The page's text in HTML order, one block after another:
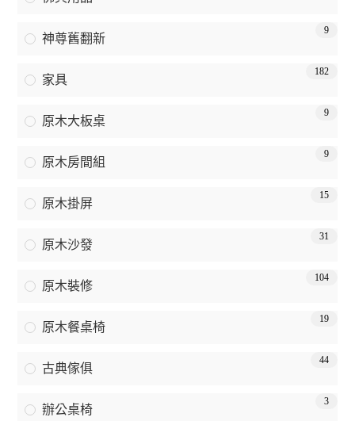
神尊舊翻新
9
家具
182
原木大板桌
9
原木房間組
9
原木掛屏
15
原木沙發
31
原木裝修
104
原木餐桌椅
19
古典傢俱
44
辦公桌椅
3